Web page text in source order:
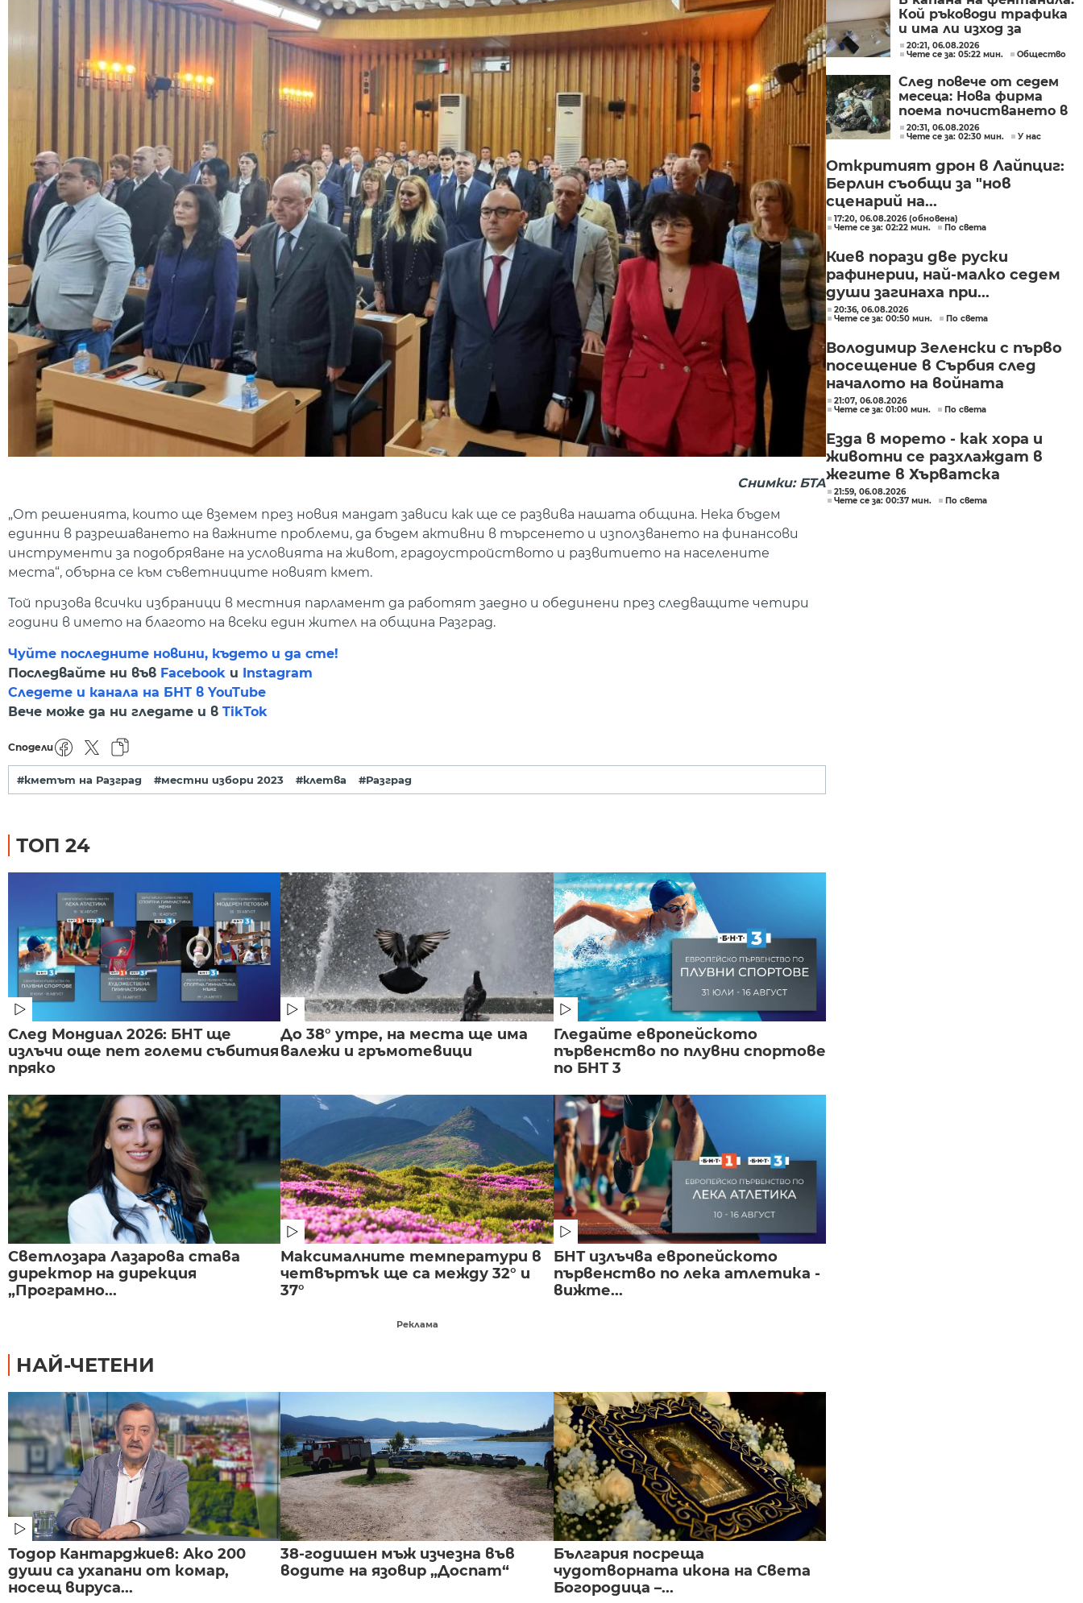
Снимки: БТА
„От решенията, които ще вземем през новия мандат зависи как ще се развива нашата община. Нека бъдем
единни в разрешаването на важните проблеми, да бъдем активни в търсенето и използването на финансови
инструменти за подобряване на условията на живот, градоустройството и развитието на населените
места“, обърна се към съветниците новият кмет.
Той призова всички избраници в местния парламент да работят заедно и обединени през следващите четири
години в името на благото на всеки един жител на община Разград.
Чуйте последните новини, където и да сте!
Последвайте ни във Facebook и Instagram
Следете и канала на БНТ в YouTube
Вече може да ни гледате и в TikTok
Сподели
#кметът на Разград #местни избори 2023 #клетва #Разград
ТОП 24
След Мондиал 2026: БНТ ще
излъчи още пет големи събития
пряко
До 38° утре, на места ще има
валежи и гръмотевици
Гледайте европейското
първенство по плувни спортове
по БНТ 3
Светлозара Лазарова става
директор на дирекция
„Програмно...
Максималните температури в
четвъртък ще са между 32° и
37°
БНТ излъчва европейското
първенство по лека атлетика -
вижте...
Реклама
НАЙ-ЧЕТЕНИ
Тодор Кантарджиев: Ако 200
души са ухапани от комар,
носещ вируса...
38-годишен мъж изчезна във
водите на язовир „Доспат“
България посреща
чудотворната икона на Света
Богородица –...
Кой ръководи трафика
и има ли изход за
пристрастените?
20:21, 06.08.2026
Чете се за: 05:22 мин.
Общество
След повече от седем
месеца: Нова фирма
поема почистването в
столичните райони
"Слатина", "Подуяне" и
20:31, 06.08.2026
Чете се за: 02:30 мин.
У нас
Откритият дрон в Лайпциг:
Берлин съобщи за "нов
сценарий на...
17:20, 06.08.2026 (обновена)
Чете се за: 02:22 мин.
По света
Киев порази две руски
рафинерии, най-малко седем
души загинаха при...
20:36, 06.08.2026
Чете се за: 00:50 мин.
По света
Володимир Зеленски с първо
посещение в Сърбия след
началото на войната
21:07, 06.08.2026
Чете се за: 01:00 мин.
По света
Езда в морето - как хора и
животни се разхлаждат в
жегите в Хърватска
21:59, 06.08.2026
Чете се за: 00:37 мин.
По света